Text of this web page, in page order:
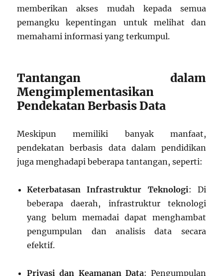
memberikan akses mudah kepada semua
pemangku kepentingan untuk melihat dan
memahami informasi yang terkumpul.
Tantangan dalam
Mengimplementasikan
Pendekatan Berbasis Data
Meskipun memiliki banyak manfaat,
pendekatan berbasis data dalam pendidikan
juga menghadapi beberapa tantangan, seperti:
Keterbatasan Infrastruktur Teknologi: Di
beberapa daerah, infrastruktur teknologi
yang belum memadai dapat menghambat
pengumpulan dan analisis data secara
efektif.
Privasi dan Keamanan Data: Pengumpulan